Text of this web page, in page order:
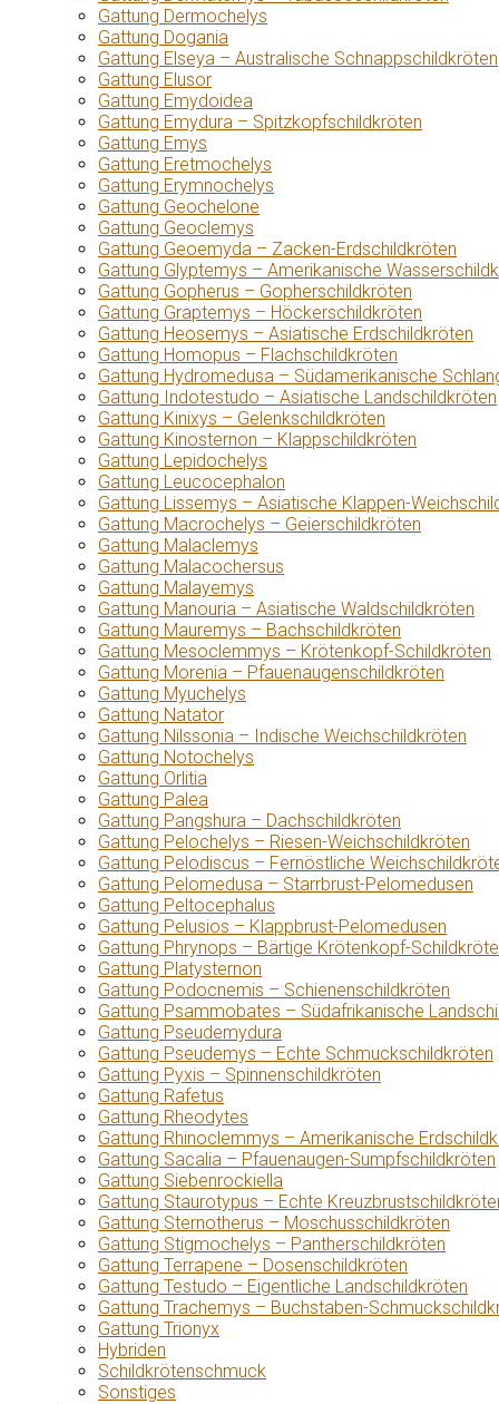
Gattung Dermochelys
Gattung Dogania
Gattung Elseya – Australische Schnappschildkröten
Gattung Elusor
Gattung Emydoidea
Gattung Emydura – Spitzkopfschildkröten
Gattung Emys
Gattung Eretmochelys
Gattung Erymnochelys
Gattung Geochelone
Gattung Geoclemys
Gattung Geoemyda – Zacken-Erdschildkröten
Gattung Glyptemys – Amerikanische
Gattung Gopherus – Gopherschildkröten
Gattung Graptemys – Höckerschildkröten
Gattung Heosemys – Asiatische Erdschildkröten
Gattung Homopus – Flachschildkröten
Gattung Hydromedusa – Südamerikanische
Gattung Indotestudo – Asiatische Landschildkröten
Gattung Kinixys – Gelenkschildkröten
Gattung Kinosternon – Klappschildkröten
Gattung Lepidochelys
Gattung Leucocephalon
Gattung Lissemys – Asiatische Klappen-
Gattung Macrochelys – Geierschildkröten
Gattung Malaclemys
Gattung Malacochersus
Gattung Malayemys
Gattung Manouria – Asiatische Waldschildkröten
Gattung Mauremys – Bachschildkröten
Gattung Mesoclemmys – Krötenkopf-Schildkröten
Gattung Morenia – Pfauenaugenschildkröten
Gattung Myuchelys
Gattung Natator
Gattung Nilssonia – Indische Weichschildkröten
Gattung Notochelys
Gattung Orlitia
Gattung Palea
Gattung Pangshura – Dachschildkröten
Gattung Pelochelys – Riesen-Weichschildkröten
Gattung Pelodiscus – Fernöstliche
Gattung Pelomedusa – Starrbrust-Pelomedusen
Gattung Peltocephalus
Gattung Pelusios – Klappbrust-Pelomedusen
Gattung Phrynops – Bärtige Krötenkopf-
Gattung Platysternon
Gattung Podocnemis – Schienenschildkröten
Gattung Psammobates – Südafrikanische
Gattung Pseudemydura
Gattung Pseudemys – Echte Schmuckschildkröten
Gattung Pyxis – Spinnenschildkröten
Gattung Rafetus
Gattung Rheodytes
Gattung Rhinoclemmys – Amerikanische
Gattung Sacalia – Pfauenaugen-Sumpfschildkröten
Gattung Siebenrockiella
Gattung Staurotypus – Echte
Gattung Sternotherus – Moschusschildkröten
Gattung Stigmochelys – Pantherschildkröten
Gattung Terrapene – Dosenschildkröten
Gattung Testudo – Eigentliche Landschildkröten
Gattung Trachemys – Buchstaben-
Gattung Trionyx
Hybriden
Schildkrötenschmuck
Sonstiges